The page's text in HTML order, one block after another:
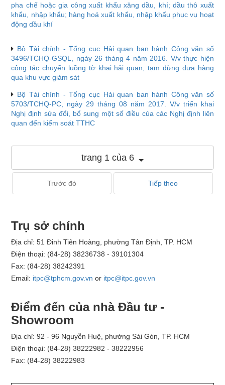
pha chế hoặc gia công xuất khẩu xăng dầu, khí; dầu thô xuất
khẩu, nhập khẩu; hàng hoá xuất khẩu, nhập khẩu phục vụ hoạt
động dầu khí
Bộ Tài chính - Tổng cục Hải quan ban hành Công văn số
3496/TCHQ-GSQL, ngày 26 tháng 4 năm 2016. V/v thực hiện
công tác chuyển luồng tờ khai hải quan, tạm dừng đưa hàng
qua khu vực giám sát
Bộ Tài chính - Tổng cục Hải quan ban hành Công văn số
5703/TCHQ-PC, ngày 29 tháng 08 năm 2017. V/v triển khai
Nghị định sửa đổi, bổ sung một số điều của các Nghị định liên
quan đến kiểm soát TTHC
trang 1 của 6
Trước đó Tiếp theo
Trụ sở chính
Địa chỉ: 51 Đinh Tiên Hoàng, phường Tân Định, TP. HCM
Điện thoại: (84-28) 38236738 - 39101304
Fax: (84-28) 38242391
Email: itpc@tphcm.gov.vn or itpc@itpc.gov.vn
Điểm đến của nhà Đầu tư -
Showroom
Địa chỉ: 92 - 96 Nguyễn Huệ, phường Sài Gòn, TP. HCM
Điện thoại: (84-28) 38222982 - 38222956
Fax: (84-28) 38222983